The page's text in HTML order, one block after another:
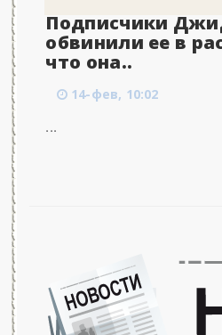
Подписчики
обвинили ее в
что она..
14-фев, 10:02
...